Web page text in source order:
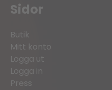
Sidor
Butik
Mitt konto
Logga ut
Logga in
Press